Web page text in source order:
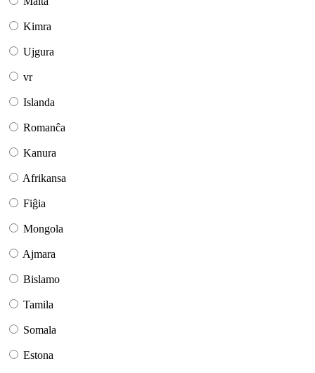
Kimra
Ujgura
vr
Islanda
Romanĉa
Kanura
Afrikansa
Fiĝia
Mongola
Ajmara
Bislamo
Tamila
Somala
Estona